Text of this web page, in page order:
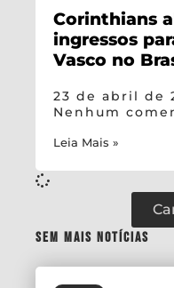
Corinthians
ingressos
Vasco no
23 de abril de
Nenhum
Leia Mais »
Sem mais notícias